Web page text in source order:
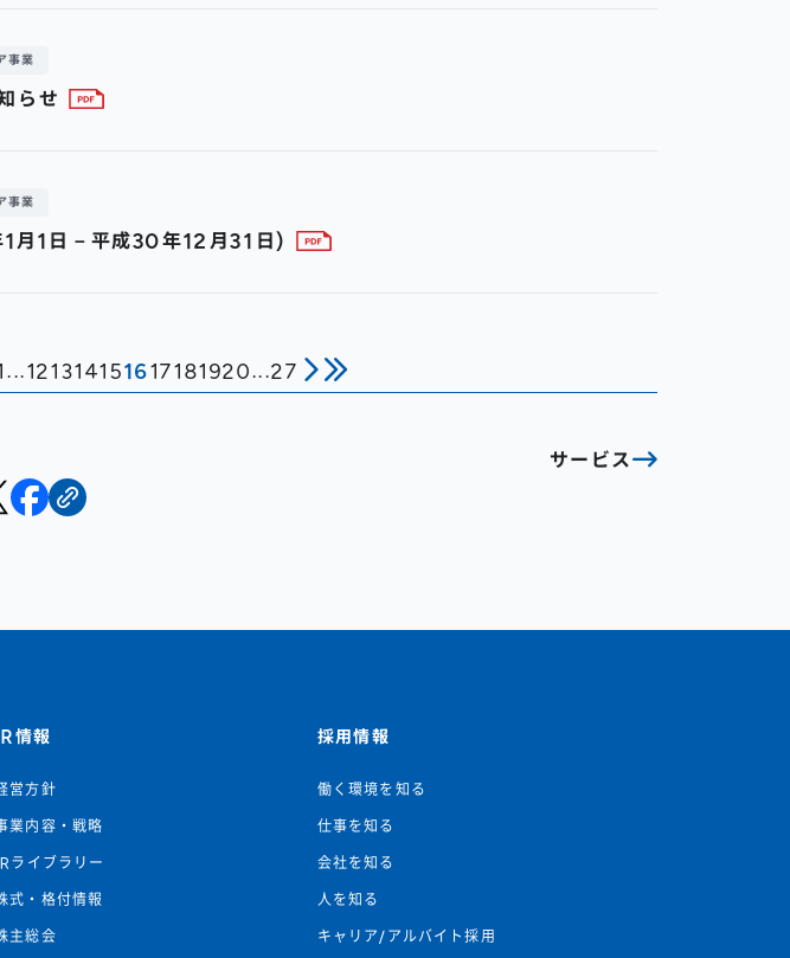
事業
らせ
事業
月1日－平成30年12月31日)
...121314151617181920...27
サービス
IR情報
営方針
業内容・戦略
IRライブラリー
式・格付情報
主総会
採用情報
働く環境を知る
仕事を知る
会社を知る
人を知る
キャリア/アルバイト採用